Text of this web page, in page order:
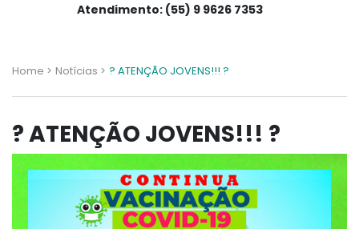
Atendimento: (55) 9 9626 7353
Home > Notícias > ? ATENÇÃO JOVENS!!! ?
? ATENÇÃO JOVENS!!! ?